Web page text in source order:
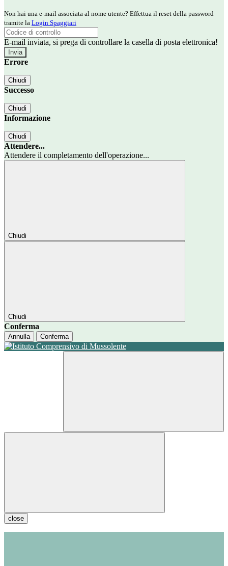
Non hai una e-mail associata al nome utente? Effettua il reset della password
tramite la Login Spaggiari
E-mail inviata, si prega di controllare la casella di posta elettronica!
Errore
Chiudi
Successo
Chiudi
Informazione
Chiudi
Attendere...
Attendere il completamento dell'operazione...
Chiudi
Chiudi
Conferma
Annulla Conferma
close